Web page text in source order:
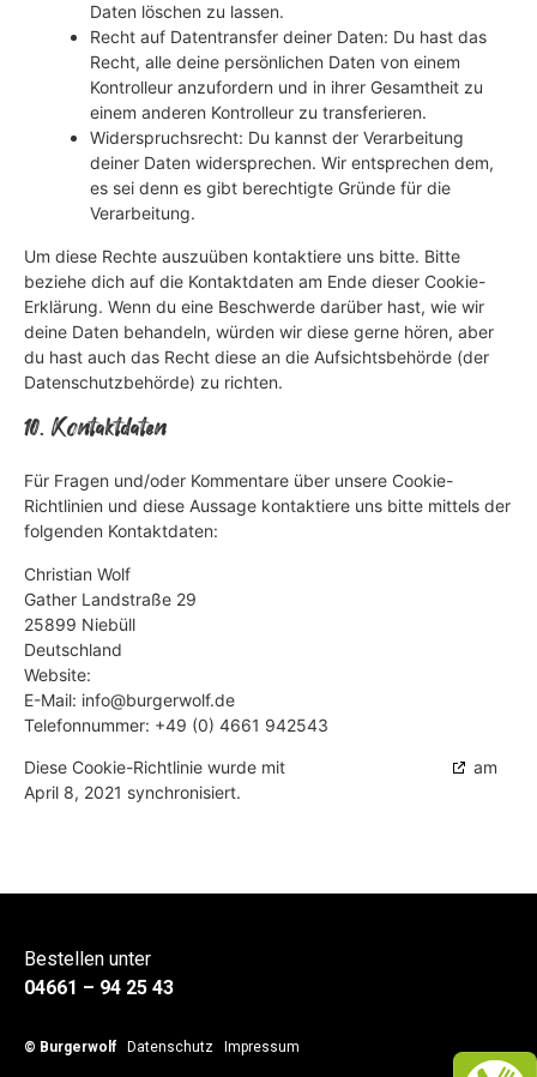
Daten löschen zu lassen.
Recht auf Datentransfer deiner Daten: Du hast das
Recht, alle deine persönlichen Daten von einem
Kontrolleur anzufordern und in ihrer Gesamtheit zu
einem anderen Kontrolleur zu transferieren.
Widerspruchsrecht: Du kannst der Verarbeitung
deiner Daten widersprechen. Wir entsprechen dem,
es sei denn es gibt berechtigte Gründe für die
Verarbeitung.
Um diese Rechte auszuüben kontaktiere uns bitte. Bitte
beziehe dich auf die Kontaktdaten am Ende dieser Cookie-
Erklärung. Wenn du eine Beschwerde darüber hast, wie wir
deine Daten behandeln, würden wir diese gerne hören, aber
du hast auch das Recht diese an die Aufsichtsbehörde (der
Datenschutzbehörde) zu richten.
10. Kontaktdaten
Für Fragen und/oder Kommentare über unsere Cookie-
Richtlinien und diese Aussage kontaktiere uns bitte mittels der
folgenden Kontaktdaten:
Christian Wolf
Gather Landstraße 29
25899 Niebüll
Deutschland
Website:
E-Mail: ed.flowregrub@ofni
Telefonnummer: +49 (0) 4661 942543
Diese Cookie-Richtlinie wurde mit
am
April 8, 2021 synchronisiert.
Bestellen unter
04661 – 94 25 43
© Burgerwolf Datenschutz Impressum